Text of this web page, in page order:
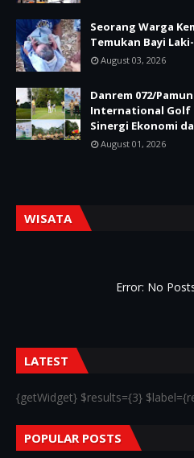
Seorang Warga
Temukan Bayi
August 03, 2026
Danrem 072/
International Golf
Sinergi Ekonomi
August 01, 2026
WISATA
Error: No
LATEST
{getWidget} $results={3}
POPULAR POSTS